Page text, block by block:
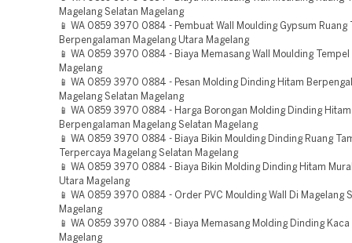
Magelang Selatan Magelang
📱 WA 0859 3970 0884 - Pembuat Wall Moulding Gypsum Ruang
Berpengalaman Magelang Utara Magelang
📱 WA 0859 3970 0884 - Biaya Memasang Wall Moulding Tempel
Magelang
📱 WA 0859 3970 0884 - Pesan Molding Dinding Hitam
Magelang Selatan Magelang
📱 WA 0859 3970 0884 - Harga Borongan Molding Dinding Hitam
Berpengalaman Magelang Selatan Magelang
📱 WA 0859 3970 0884 - Biaya Bikin Moulding Dinding Ruang
Terpercaya Magelang Selatan Magelang
📱 WA 0859 3970 0884 - Biaya Bikin Molding Dinding Hitam
Utara Magelang
📱 WA 0859 3970 0884 - Order PVC Moulding Wall Di Magelang
Magelang
📱 WA 0859 3970 0884 - Biaya Memasang Molding Dinding Kaca
Magelang